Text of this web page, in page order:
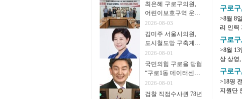
최은혜 구로구의원,
어린이보호구역 운영
개선 주민 간담회 개
최
2026-08-03
김미주 서울시의원,
도시철도망 구축계획
시민공청회 참석
2026-08-01
국민의힘 구로을 당협
“구로1동 데이터센터
추진 중단을”
2026-08-01
검찰 직접수사권 78년
년 시작
구로
>8월 8
리 인력
지는 가
구로
>8월
상 상영, 만세삼
을 맞아
구로
>18명
지원단 운영 성과 공유 구로